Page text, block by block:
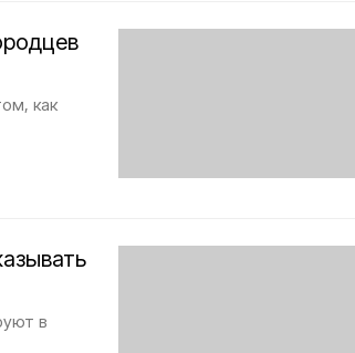
как
в